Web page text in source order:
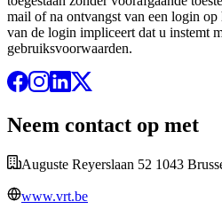
mail of na ontvangst van een login op
van de login impliceert dat u instemt
gebruiksvoorwaarden.
Neem contact op met
Auguste Reyerslaan 52 1043
www.vrt.be